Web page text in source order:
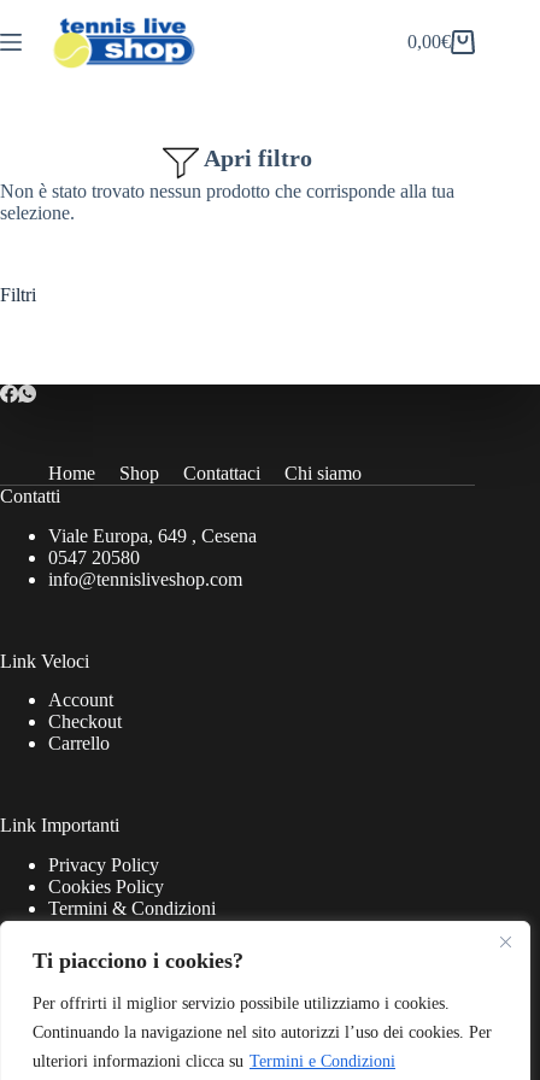
Ti piacciono i cookies?
Per offrirti il miglior servizio possibile utilizziamo i cookies.
Continuando la navigazione nel sito autorizzi l’uso dei cookies. Per
ulteriori informazioni clicca su Termini e Condizioni
al
contenuto
Carrello
0,00€
Apri filtro
Non è stato trovato nessun prodotto che corrisponde alla tua
selezione.
Filtri
Home Shop Contattaci
Chi siamo
Contatti
Viale Europa, 649 , Cesena
0547 20580
info@tennisliveshop.com
Link Veloci
Account
Checkout
Carrello
Link Importanti
Privacy Policy
Cookies Policy
Termini & Condizioni